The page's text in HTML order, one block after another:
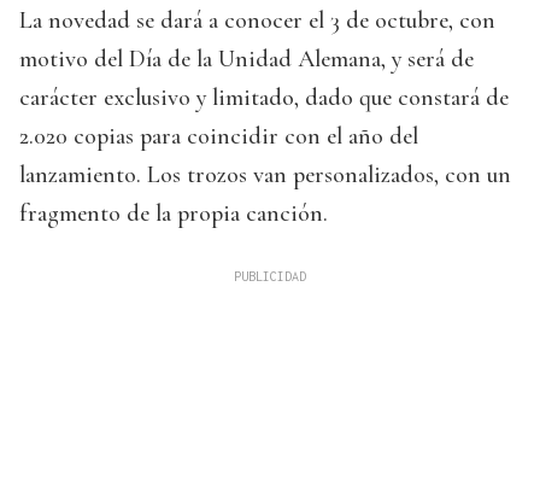
La novedad se dará a conocer el 3 de octubre, con
motivo del Día de la Unidad Alemana, y será de
carácter exclusivo y limitado, dado que constará de
2.020 copias para coincidir con el año del
lanzamiento. Los trozos van personalizados, con un
fragmento de la propia canción.